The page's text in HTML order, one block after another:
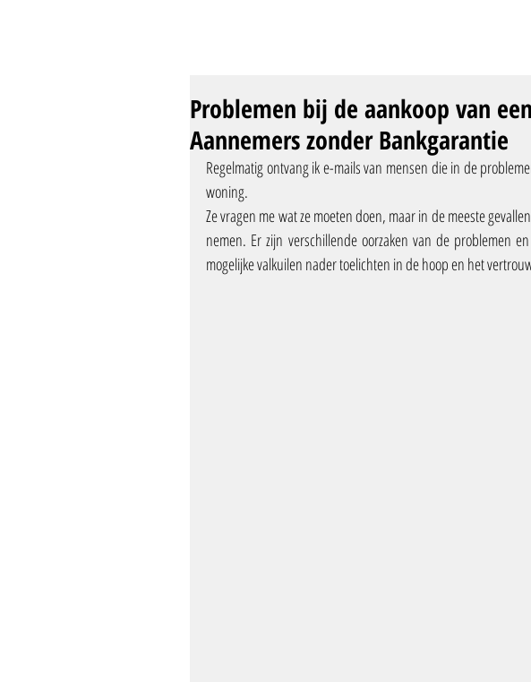
Problemen bij de aankoop van
Aannemers zonder Bankgarantie
Regelmatig ontvang ik e-mails van mensen die in de
woning.
Ze vragen me wat ze moeten doen, maar in de meeste
nemen. Er zijn verschillende oorzaken van de problemen
mogelijke valkuilen nader toelichten in de hoop en het